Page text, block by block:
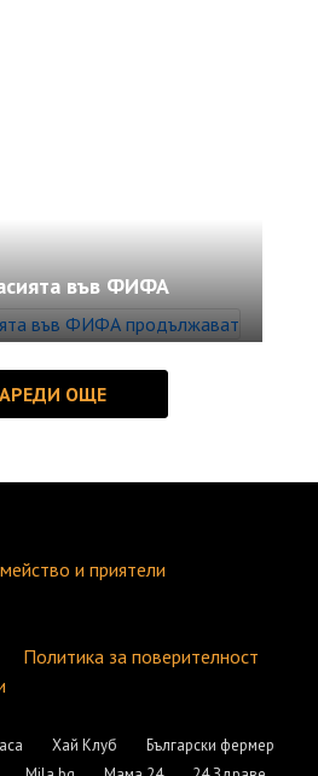
във ФИФА
и приятели
Политика за поверителност
Хай Клуб
Български фермер